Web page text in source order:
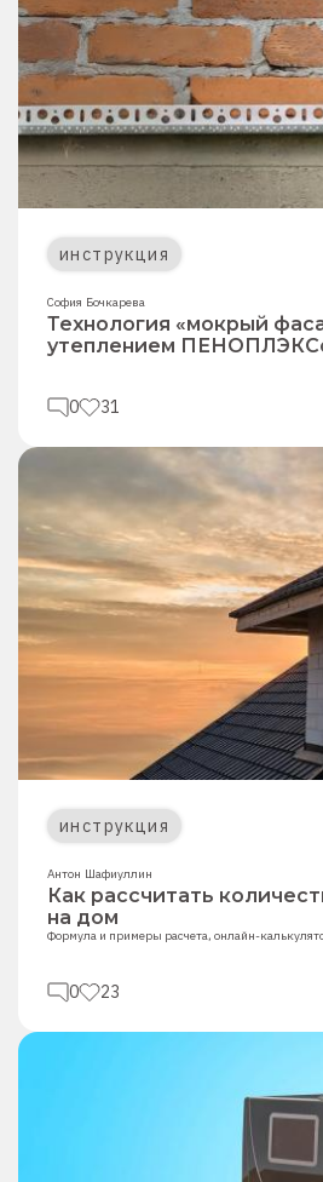
инструкция
София Бочкарева
Технология «мокрый
утеплением
0 31
инструкция
Антон Шафиуллин
Как рассчитать
на дом
Формула и примеры расчета, онлайн-
0 23